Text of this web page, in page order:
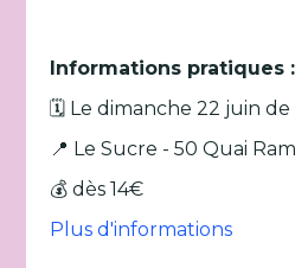
Informations pratiques :
🗓️ Le dimanche 22 juin de
📍 Le Sucre - 50 Quai
💰 dès 14€
Plus d'informations